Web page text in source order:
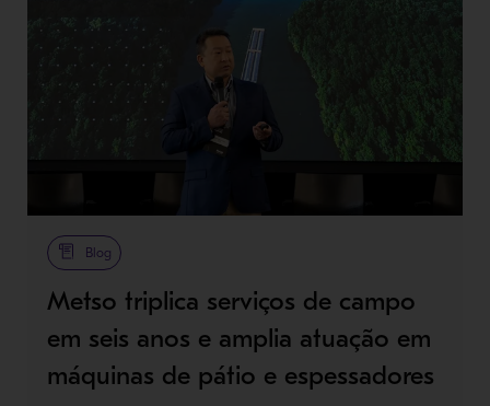
Blog
Metso triplica serviços de campo
em seis anos e amplia atuação em
máquinas de pátio e espessadores